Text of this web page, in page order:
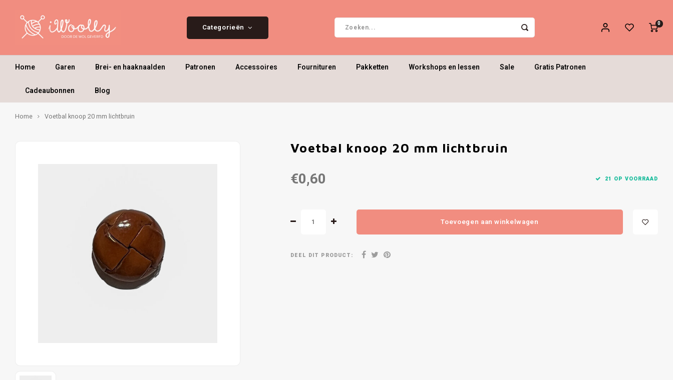
Categorieën 0
Home Garen Brei- en haaknaalden Patronen Accessoires Fournituren Pakketten Workshops en lessen Sale Gratis Patronen
Cadeaubonnen Blog
Home Voetbal knoop 20 mm lichtbruin
Voetbal knoop 20 mm lichtbruin
€0,60 21 OP VOORRAAD
Toevoegen aan winkelwagen
DEEL DIT PRODUCT: